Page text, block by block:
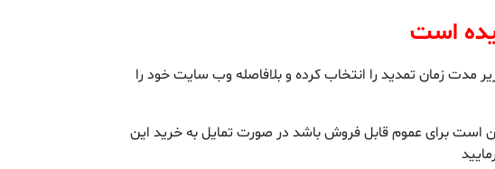
است
زمان تمدید را انتخاب کرده و بلافاصله وب سایت خود را
است برای عموم قابل فروش باشد در صورت تمایل به خرید این